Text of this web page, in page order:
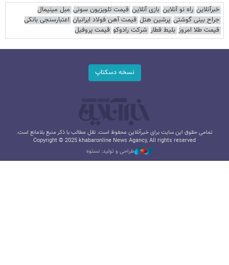
خبرآنلاین راه نو آنلاین بازی آنلاین قیمت تلویزیون سونی مبل مینیمال
جراح بینی گوشتی پرشین هتل قیمت آهن فولاد ایرانیان اعتبارسنجی بانکی
قیمت طلا امروز بلیط قطار شرکت رادوکو قیمت پروفیل
نسخه دسکتاپ
تمامی حقوق این سایت برای خبرآنلاین محفوظ است. نقل مطالب با ذکر منبع بلامانع است.
Copyright © 2025 khabaronline News Agancy, All rights reserved
طراحی و تولید: نستوه